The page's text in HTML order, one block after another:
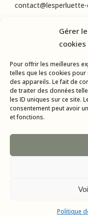
Gérer
cookies
Pour offrir les meilleures
telles que les cookies
des appareils. Le fait de
de traiter des données
les ID uniques sur ce site.
consentement peut avoir
et fonctions.
Politique
RÉSEAUX SOCIAUX
LinkedIn
Facebook
|